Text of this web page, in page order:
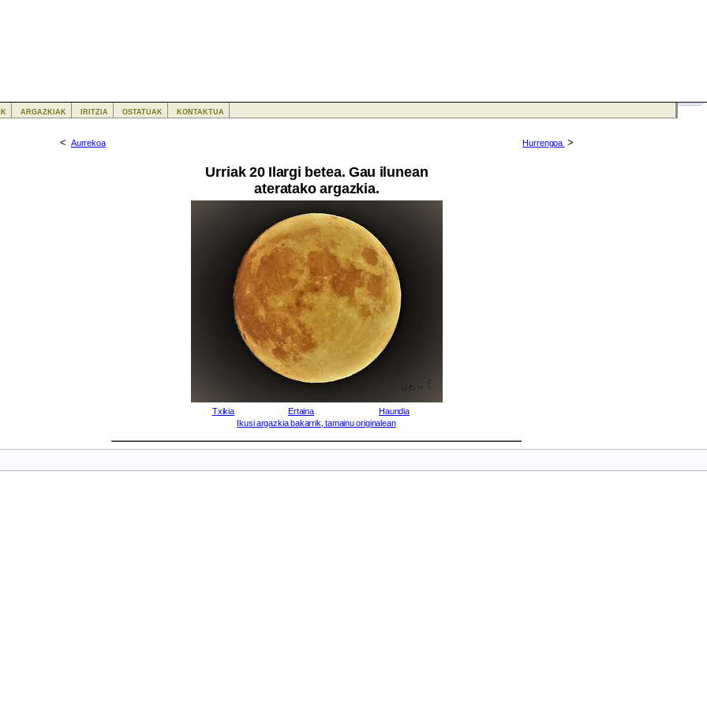
< Aurrekoa
Urriak 20 Ilargi betea. Gau ilunean
ateratako argazkia.
Hurrengoa >
Txikia Ertaina
Haundia
Ikusi argazkia bakarrik, tamainu originalean
argazkiak iritzia ostatuak kontaktua